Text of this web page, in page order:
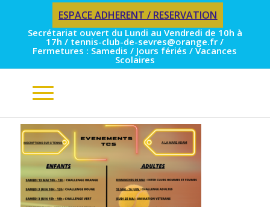
ESPACE ADHERENT / RESERVATION
Secrétariat ouvert du Lundi au Vendredi de 10h à
17h / tennis-club-de-sevres@orange.fr /
Fermetures : Samedis / Jours fériés / Vacances
Scolaires